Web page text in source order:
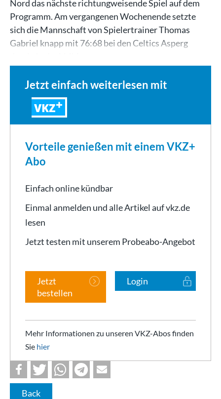
Nord das nächste richtungweisende Spiel auf dem
Programm. Am vergangenen Wochenende setzte
sich die Mannschaft von Spielertrainer Thomas
Gabriel knapp mit 76:68 bei den Celtics Asperg
Jetzt einfach weiterlesen mit
VKZ
Vorteile genießen mit einem VKZ+
Abo
Einfach online kündbar
Einmal anmelden und alle Artikel auf vkz.de
lesen
Jetzt testen mit unserem Probeabo-Angebot
Jetzt
bestellen
Login
Mehr Informationen zu unseren VKZ-Abos finden
Sie hier
Back